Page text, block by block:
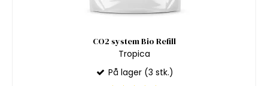
CO2 system Bio Refill
Tropica
På lager (3 stk.)